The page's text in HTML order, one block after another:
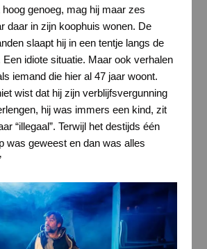
genoeg, mag hij maar zes
daar in zijn koophuis wonen. De
slaapt hij in een tentje langs de
Een idiote situatie. Maar ook verhalen
iemand die hier al 47 jaar woont.
wist dat hij zijn verblijfsvergunning
hij was immers een kind, zit
“illegaal”. Terwijl het destijds één
was geweest en dan was alles